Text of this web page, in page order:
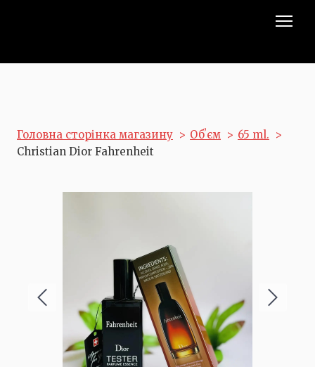
Головна сторінка магазину Обʼєм
65 ml.
Christian Dior Fahrenheit